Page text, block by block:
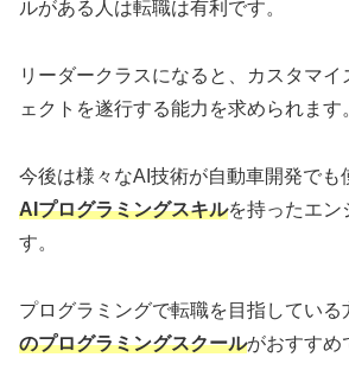
ルがある人は転職は有利です。
リーダークラスになると、カスタマ
ェクトを遂行する能力を求められます
今後は様々なAI技術が自動車開発でも
AIプログラミングスキルを持ったエン
す。
プログラミングで転職を目指している
のプログラミングスクールがおすすめ